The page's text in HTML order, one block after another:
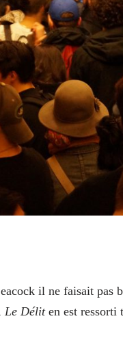
il ne faisait pas
Le Déliten est ressorti